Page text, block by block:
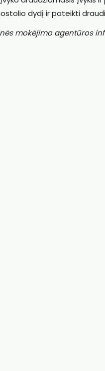
dydį ir pateikti
mokėjimo agentūros